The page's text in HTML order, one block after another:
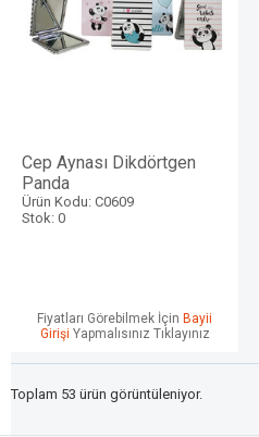
Cep Aynası Dikdörtgen
Panda
Ürün Kodu: C0609
Stok: 0
Fiyatları Görebilmek İçin Bayii
Girişi Yapmalısınız Tıklayınız
Toplam 53 ürün görüntüleniyor.